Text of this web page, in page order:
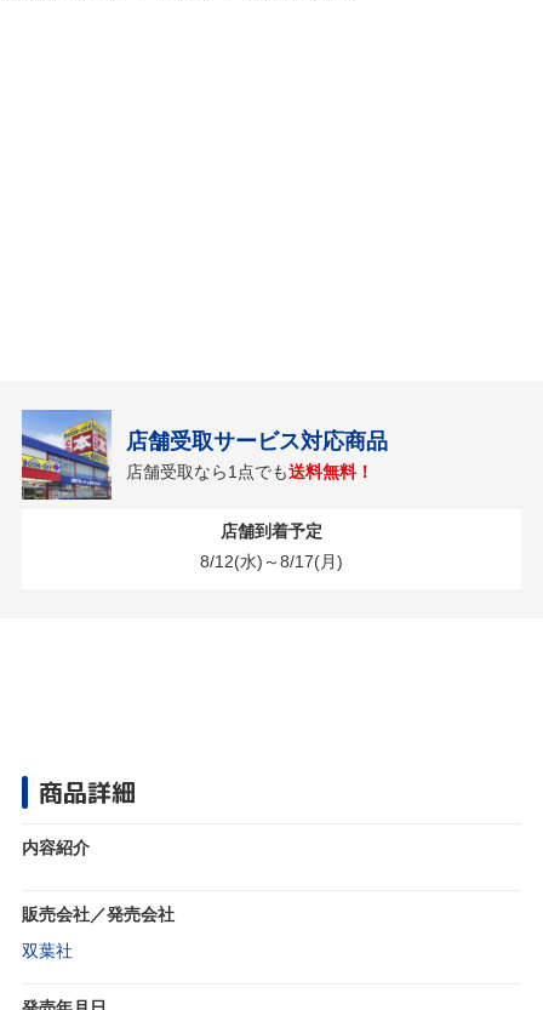
店舗受取サービス対応商品
店舗受取なら1点でも送料無料！
店舗到着予定
8/12(水)～8/17(月)
商品詳細
内容紹介
販売会社／発売会社
双葉社